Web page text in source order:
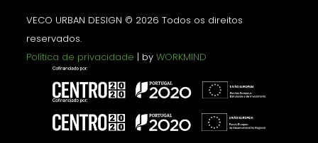
VECO URBAN DESIGN © 2026 Todos os direitos
reservados.
Política de privacidade | byWORKMIND